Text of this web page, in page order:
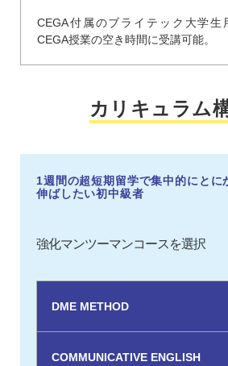
CEGA付属のブライテック大学生
CEGA授業の空き時間に受講可能。
カリキュラム
1週間の超短期留学で集中的にとに
伸ばしたい初中級者
強化マンツーマンコースを選択
DME METHOD
COMMUNICATIVE ENGLISH